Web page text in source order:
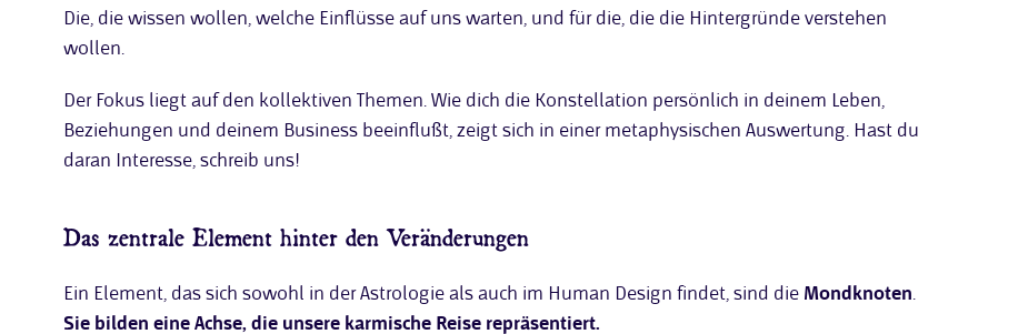
Die, die wissen wollen, welche Einflüsse auf uns warten, und für die, die die Hintergründe verstehen
wollen.
Der Fokus liegt auf den kollektiven Themen. Wie dich die Konstellation persönlich in deinem Leben,
Beziehungen und deinem Business beeinflußt, zeigt sich in einer metaphysischen Auswertung. Hast du
daran Interesse, schreib uns!
Das zentrale Element hinter den Veränderungen
Ein Element, das sich sowohl in der Astrologie als auch im Human Design findet, sind die Mondknoten.
Sie bilden eine Achse, die unsere karmische Reise repräsentiert.